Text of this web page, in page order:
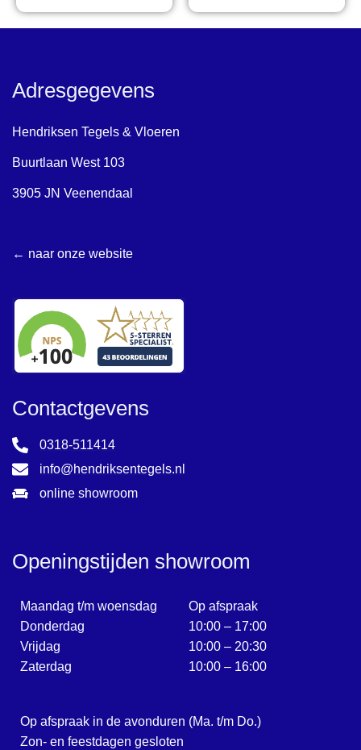
Adresgegevens
Hendriksen Tegels & Vloeren
Buurtlaan West 103
3905 JN Veenendaal
← naar onze website
Contactgevens
0318-511414
info@hendriksentegels.nl
online showroom
Openingstijden showroom
Maandag t/m woensdag
Donderdag
Vrijdag
Zaterdag
Op afspraak
10:00 – 17:00
10:00 – 20:30
10:00 – 16:00
Op afspraak in de avonduren (Ma. t/m Do.)
Zon- en feestdagen gesloten